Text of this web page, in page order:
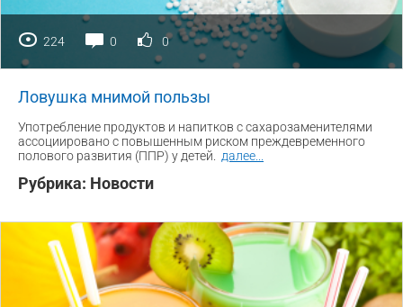
224 0 0
Ловушка мнимой пользы
Употребление продуктов и напитков с сахарозаменителями
ассоциировано с повышенным риском преждевременного
полового развития (ППР) у детей.
далее
Рубрика: Новости